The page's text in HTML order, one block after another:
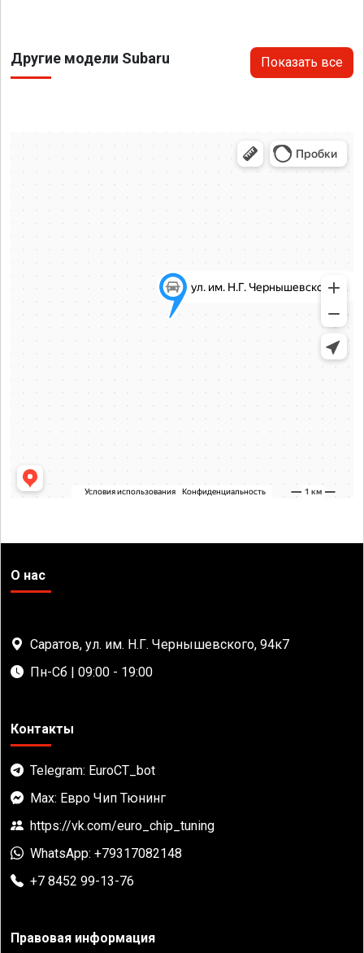
Другие модели Subaru Показать все
О нас
Саратов, ул. им. Н.Г. Чернышевского, 94к7
Пн-Сб | 09:00 - 19:00
Контакты
Telegram: EuroCT_bot
Max: Евро Чип Тюнинг
https://vk.com/euro_chip_tuning
WhatsApp: +79317082148
+7 8452 99-13-76
Правовая информация